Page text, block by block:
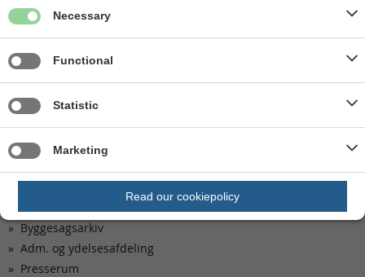
Kom hurtigt til
Aktuelle høringer og afgørelser
Kontakt os
Byggesagsarkiv
Adm. og ydelsesafdeling
Presserum
Necessary
Functional
Statistic
Marketing
Read our cookiepolicy